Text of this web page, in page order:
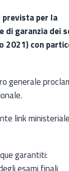
prevista per la
di garanzia dei
2021) con
generale
link
garantiti:
esami finali